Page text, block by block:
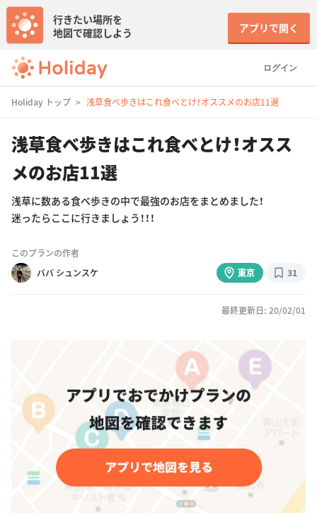
ログイン
行きたい場所を
地図で確認しよう
アプリで開く
Holiday トップ 浅草食べ歩きはこれ食べとけ！オススメのお店11選
浅草食べ歩きはこれ食べとけ！オスス
メのお店11選
浅草に数ある食べ歩きの中で最強のお店をまとめました！
迷ったらここに行きましょう！！！
このプランの作者
ババ シュンスケ
東京 31
最終更新日: 20/02/01